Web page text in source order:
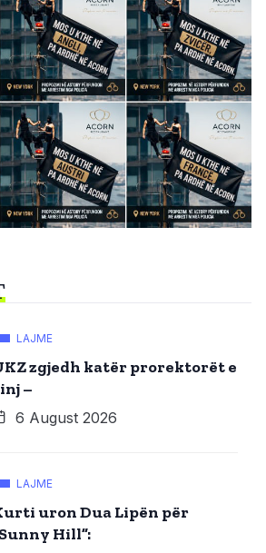
LAJME
zgjedh katër prorektorët e
–
6 August 2026
LAJME
uron Dua Lipën për
Hill”: